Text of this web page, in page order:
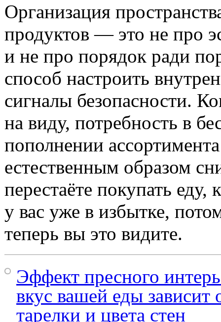
Организация
продуктов — это не про
и не про порядок ради
способ настроить
сигналы безопасности.
на виду, потребность в
пополнении ассортимента
естественным образом
перестаёте покупать еду,
у вас уже в избытке,
теперь вы это видите.
Эффект пресного
вкус вашей еды
тарелки и цвета стен